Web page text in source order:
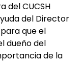
del CUCSH
del Director
que el
dueño del
de la